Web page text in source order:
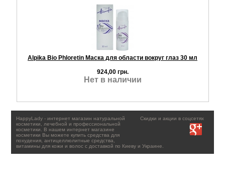
Alpika Bio Phloretin Маска для области вокруг глаз 30 мл
924,00 грн.
Нет в наличии
Скидки и акции в соцсетях
HappyLady - интернет магазин натуральной
косметики, лечебной и профессиональной
косметики. В нашем интернет магазине
косметики Вы можете купить средства для
похудения, антицеллюлитные средства,
витамины для кожи и волос с доставкой по Киеву и Украине.